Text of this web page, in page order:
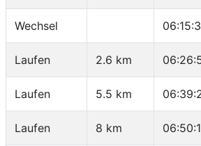
Wechsel
Laufen 2.6 km
Laufen 5.5 km
Laufen 8 km